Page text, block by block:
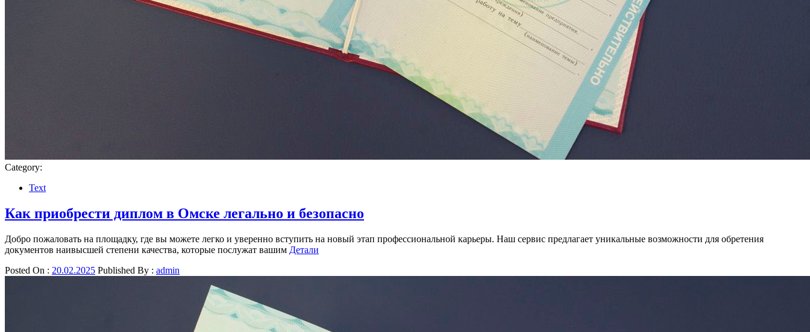
Category:
Text
Как приобрести диплом в Омске легально и безопасно
Добро пожаловать на площадку, где вы можете легко и уверенно вступить на новый этап профессиональной карьеры. Наш сервис предлагает уникальные возможности для обретения
документов наивысшей степени качества, которые послужат вашим Детали
Posted On : 20.02.2025 Published By : admin